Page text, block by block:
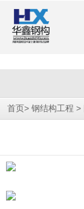
首页> 钢结构工程 >